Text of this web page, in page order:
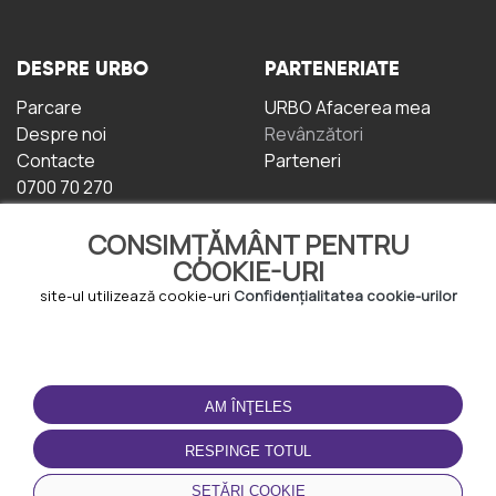
CONSIMȚĂMÂNT PENTRU
COOKIE-URI
site-ul utilizează cookie-uri Confidențialitatea cookie-urilor
AM ÎNŢELES
RESPINGE TOTUL
SETĂRI COOKIE
DESPRE URBO
Parcare
Despre noi
Contacte
0700 70 270
PARTENERIATE
URBO Afacerea mea
Revânzători
Parteneri
TERMENI DE UTILIZARE
Termeni și condiții
Politica de
Confidențialitate
Politica de cookie-uri
DESCĂRCAȚI
APLICAȚIA